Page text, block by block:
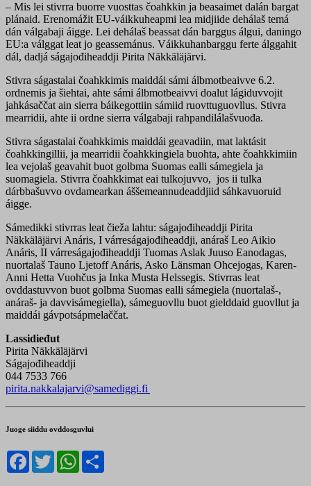
– Mis lei stivrra buorre vuosttas čoahkkin ja beasaimet dalán bargat
plánaid. Erenomážit EU-váikkuheapmi lea midjiide dehálaš temá
dán válgabaji áigge. Lei dehálaš beassat dán barggus álgui, daningo
EU:a válggat leat jo geassemánus. Váikkuhanbarggu ferte álggahit
dál, dadjá ságajođiheaddji Pirita Näkkäläjärvi.
Stivra ságastalai čoahkkimis maiddái sámi álbmotbeaivve 6.2.
ordnemis ja šiehtai, ahte sámi álbmotbeaivvi doalut lágiduvvojit
jahkásaččat ain sierra báikegottiin sámiid ruovttuguovllus. Stivra
mearridii, ahte ii ordne sierra válgabaji rahpandilálašvuođa.
Stivra ságastalai čoahkkimis maiddái geavadiin, mat laktásit
čoahkkingillii, ja mearridii čoahkkingiela buohta, ahte čoahkkimiin
lea vejolaš geavahit buot golbma Suomas ealli sámegiela ja
suomagiela. Stivrra čoahkkimat eai tulkojuvvo, jos ii tulka
dárbbašuvvo ovdamearkan áššemeannudeaddjiid sáhkavuoruid
áigge.
Sámedikki stivrras leat čieža lahtu: ságajođiheaddji Pirita
Näkkäläjärvi Anáris, I várreságajođiheaddji, anáraš Leo Aikio
Anáris, II várreságajođiheaddji Tuomas Aslak Juuso Eanodagas,
nuortalaš Tauno Ljetoff Anáris, Asko Länsman Ohcejogas, Karen-
Anni Hetta Vuohčus ja Inka Musta Helssegis. Stivrras leat
ovddastuvvon buot golbma Suomas ealli sámegiela (nuortalaš-,
anáraš- ja davvisámegiella), sámeguovllu buot gielddaid guovllut ja
maiddái gávpotsápmelaččat.
Lassidieđut
Pirita Näkkäläjärvi
Ságajođiheaddji
044 7533 766
pirita.nakkalajarvi@samediggi.fi
Juoge siiddu ovddosguvlui
Facebook
TwitterWhatsApp